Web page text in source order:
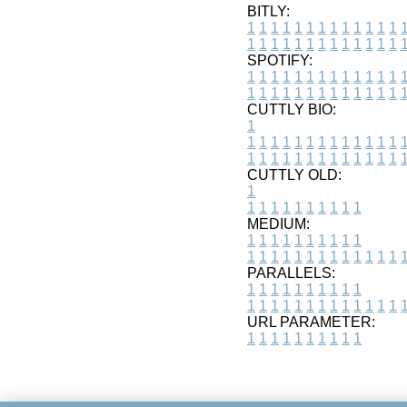
BITLY:
1 1 1 1 1 1 1 1 1 1 1 1 1 1
1 1 1 1 1 1 1 1 1 1 1 1 1 1
SPOTIFY:
1 1 1 1 1 1 1 1 1 1 1 1 1 1
1 1 1 1 1 1 1 1 1 1 1 1 1 1
CUTTLY BIO:
1
1 1 1 1 1 1 1 1 1 1 1 1 1 1
1 1 1 1 1 1 1 1 1 1 1 1 1 1
CUTTLY OLD:
1
1 1 1 1 1 1 1 1 1 1
MEDIUM:
1 1 1 1 1 1 1 1 1 1
1 1 1 1 1 1 1 1 1 1 1 1 1 1
PARALLELS:
1 1 1 1 1 1 1 1 1 1
1 1 1 1 1 1 1 1 1 1 1 1 1 1
URL PARAMETER:
1 1 1 1 1 1 1 1 1 1